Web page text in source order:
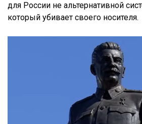
для России не альтернативной
который убивает своего носителя.